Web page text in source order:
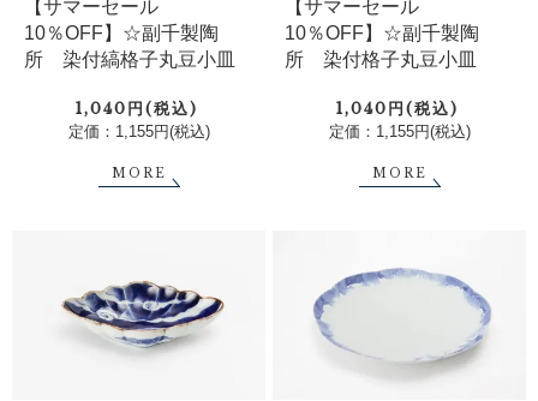
【サマーセール
10％OFF】☆副千製陶
所 染付縞格子丸豆小皿
1,040円(税込)
定価：1,155円(税込)
MORE
【サマーセール
10％OFF】☆副千製陶
所 染付格子丸豆小皿
1,040円(税込)
定価：1,155円(税込)
MORE